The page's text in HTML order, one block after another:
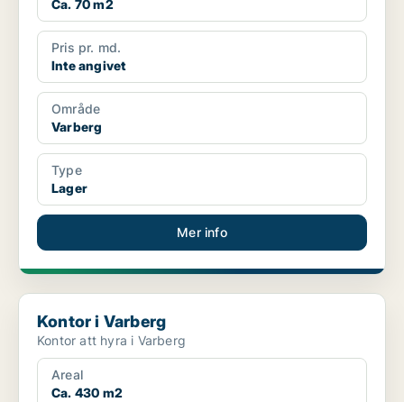
Ca. 70 m2
Pris pr. md.
Inte angivet
Område
Varberg
Type
Lager
Mer info
Kontor i Varberg
Kontor i Varberg
Kontor att hyra i Varberg
Areal
Ca. 430 m2